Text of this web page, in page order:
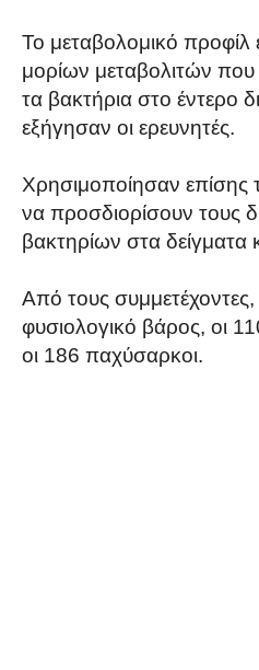
Το μεταβολομικό προφίλ
μορίων μεταβολιτών που
τα βακτήρια στο έντερο
εξήγησαν οι ερευνητές.
Xρησιμοποίησαν επίσης
να προσδιορίσουν τους
βακτηρίων στα
Από τους συμμετέχοντες,
φυσιολογικό βάρος, οι
οι 186 παχύσαρκοι.